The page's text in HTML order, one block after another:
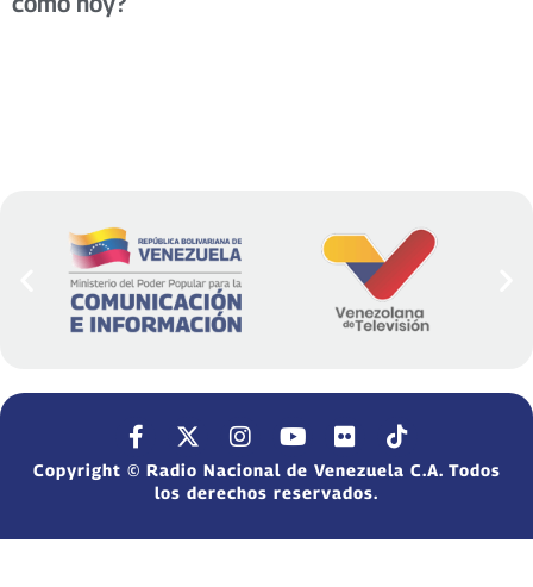
Copyright © Radio Nacional de Venezuela C.A. Todos
los derechos reservados.